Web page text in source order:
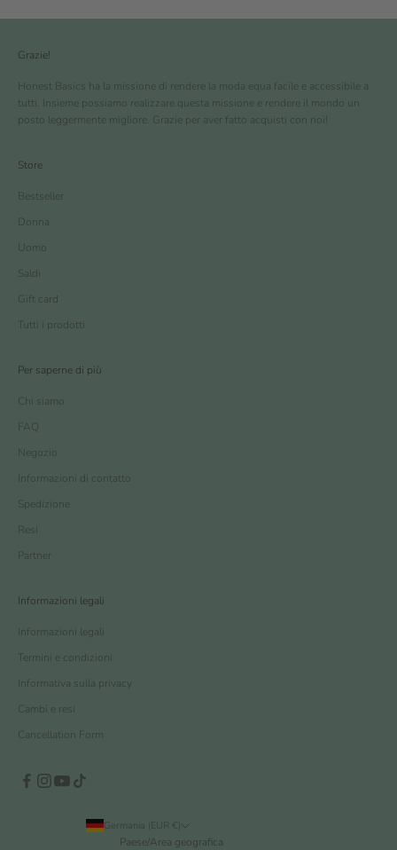
Grazie!
Honest Basics ha la missione di rendere la moda equa facile e accessibile a
tutti. Insieme possiamo realizzare questa missione e rendere il mondo un
posto leggermente migliore. Grazie per aver fatto acquisti con noi!
Store
Bestseller
Donna
Uomo
Saldi
Gift card
Tutti i prodotti
Per saperne di più
Chi siamo
FAQ
Negozio
Informazioni di contatto
Spedizione
Resi
Partner
Informazioni legali
Informazioni legali
Termini e condizioni
Informativa sulla privacy
Cambi e resi
Cancellation Form
Germania (EUR €)
Paese/Area geografica